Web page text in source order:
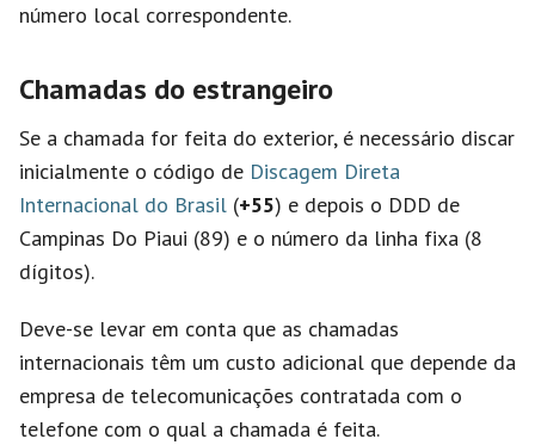
número local correspondente.
Chamadas do estrangeiro
Se a chamada for feita do exterior, é necessário discar
inicialmente o código de Discagem Direta
Internacional do Brasil (+55) e depois o DDD de
Campinas Do Piaui (89) e o número da linha fixa (8
dígitos).
Deve-se levar em conta que as chamadas
internacionais têm um custo adicional que depende da
empresa de telecomunicações contratada com o
telefone com o qual a chamada é feita.